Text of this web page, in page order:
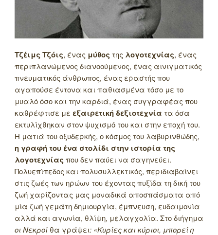
Τζέιμς Τζόις, ένας μύθος της λογοτεχνίας, ένας
περιπλανώμενος διανοούμενος, ένας αινιγματικός
πνευματικός άνθρωπος, ένας εραστής που
αγαπούσε έντονα και παθιασμένα τόσο με το
μυαλό όσο και την καρδιά, ένας συγγραφέας που
καθρέφτισε με εξαιρετική δεξιοτεχνία τα όσα
εκτυλίχθηκαν στον ψυχισμό του και στην εποχή του.
Η ματιά του οξυδερκής, ο κόσμος του λαβυρινθώδης,
η γραφή του ένα στολίδι στην ιστορία της
λογοτεχνίας που δεν παύει να σαγηνεύει.
Πολυεπίπεδος και πολυσυλλεκτικός, περιδιαβαίνει
στις ζωές των ηρώων του έχοντας πυξίδα τη δική του
ζωή χαρίζοντας μας μοναδικά αποσπάσματα από
μία ζωή γεμάτη δημιουργία, έμπνευση, ευδαιμονία
αλλά και αγωνία, θλίψη, μελαγχολία. Στο διήγημα
οι Νεκροί θα γράψει: «Κυρίες και κύριοι, μπορεί η